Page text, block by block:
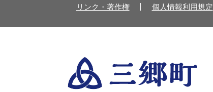
リンク・著作権 個人情報利用規定